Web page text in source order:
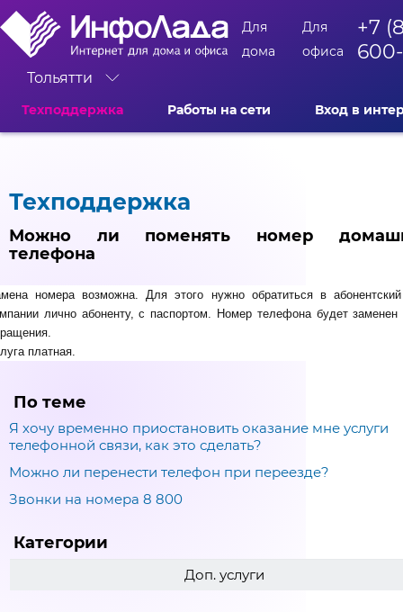
Тольятти
Для
дома
Для
офиса
+7
Техподдержка Работы на сети Вход в
Техподдержка
Можно ли поменять номер
телефона
номера возможна. Для этого нужно обратиться в
лично абоненту, с паспортом. Номер телефона будет заменен
платная.
По теме
Я хочу временно приостановить оказание мне услуги
телефонной связи, как это сделать?
Можно ли перенести телефон при переезде?
Звонки на номера 8 800
Категории
Доп. услуги